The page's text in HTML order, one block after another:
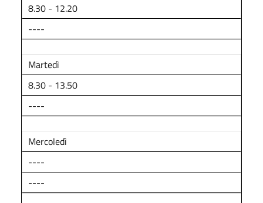
8.30 - 12.20
----
Martedì
8.30 - 13.50
----
Mercoledì
----
----